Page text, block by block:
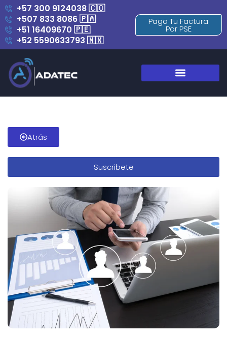
+57 300 9124038 🇨🇴
+507 833 8086 🇵🇦
+51 16409670 🇵🇪
+52 5590633793 🇲🇽
Paga Tu Factura
Por PSE
Atrás
Suscribete